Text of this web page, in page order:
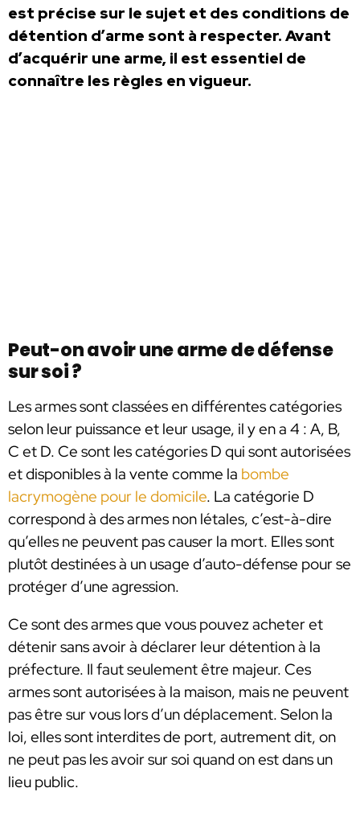
est précise sur le sujet et des conditions de
détention d’arme sont à respecter. Avant
d’acquérir une arme, il est essentiel de
connaître les règles en vigueur.
Peut-on avoir une arme de défense
sur soi ?
Les armes sont classées en différentes catégories
selon leur puissance et leur usage, il y en a 4 : A, B,
C et D. Ce sont les catégories D qui sont autorisées
et disponibles à la vente comme la bombe
lacrymogène pour le domicile. La catégorie D
correspond à des armes non létales, c’est-à-dire
qu’elles ne peuvent pas causer la mort. Elles sont
plutôt destinées à un usage d’auto-défense pour se
protéger d’une agression.
Ce sont des armes que vous pouvez acheter et
détenir sans avoir à déclarer leur détention à la
préfecture. Il faut seulement être majeur. Ces
armes sont autorisées à la maison, mais ne peuvent
pas être sur vous lors d’un déplacement. Selon la
loi, elles sont interdites de port, autrement dit, on
ne peut pas les avoir sur soi quand on est dans un
lieu public.